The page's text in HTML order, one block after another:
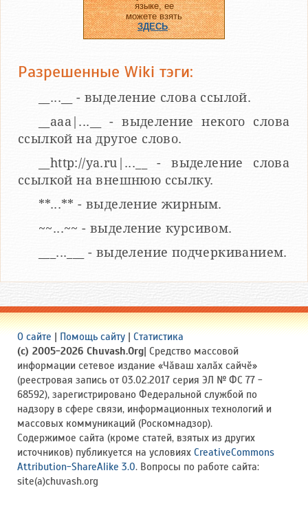
языке, ее
можете взять
ЗДЕСЬ.
Разрешенные Wiki тэги:
__...__ - выделение слова ссылой.
__aaa|...__ - выделение некого слова
ссылкой на другое слово.
__http://ya.ru|...__ - выделение слова
ссылкой на внешнюю ссылку.
**...** - выделение жирным.
~~...~~ - выделение курсивом.
___...___ - выделение подчеркиванием.
О сайте | Помощь сайту | Статистика
(c) 2005-2026 Chuvash.Org| Средство массовой
информации сетевое издание «Чӑваш халӑх сайчӗ»
(реестровая запись от 03.02.2017 серия ЭЛ № ФС 77 -
68592), зарегистрировано Федеральной службой по
надзору в сфере связи, информационных технологий и
массовых коммуникаций (Роскомнадзор).
Содержимое сайта (кроме статей, взятых из других
источников) публикуется на условиях CreativeCommons
Attribution-ShareAlike 3.0. Вопросы по работе сайта:
site(a)chuvash.org